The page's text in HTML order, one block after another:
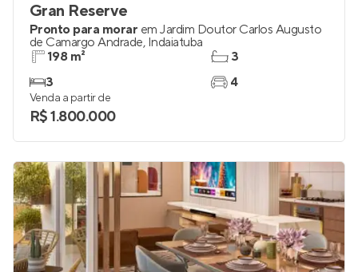
Gran Reserve
Pronto para morar em Jardim Doutor Carlos Augusto
de Camargo Andrade, Indaiatuba
198 m²
3
3
4
Venda a partir de
R$ 1.800.000